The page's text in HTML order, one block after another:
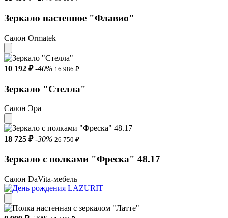
Зеркало настенное "Флавио"
Салон Ormatek
10 192 ₽ -40% 16 986 ₽
Зеркало "Стелла"
Салон Эра
18 725 ₽ -30% 26 750 ₽
Зеркало с полками "Фреска" 48.17
Салон DaVita-мебель